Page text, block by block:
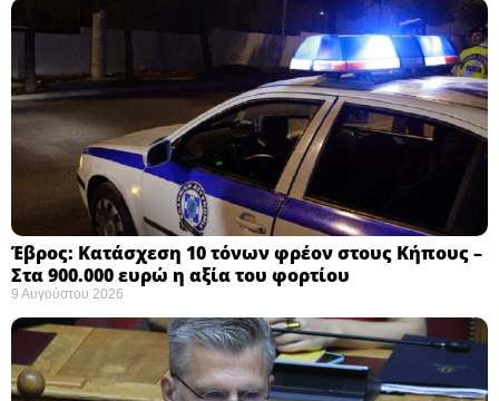
Έβρος: Κατάσχεση 10 τόνων φρέον στους Κήπους –
Στα 900.000 ευρώ η αξία του φορτίου ​
9 Αυγούστου 2026